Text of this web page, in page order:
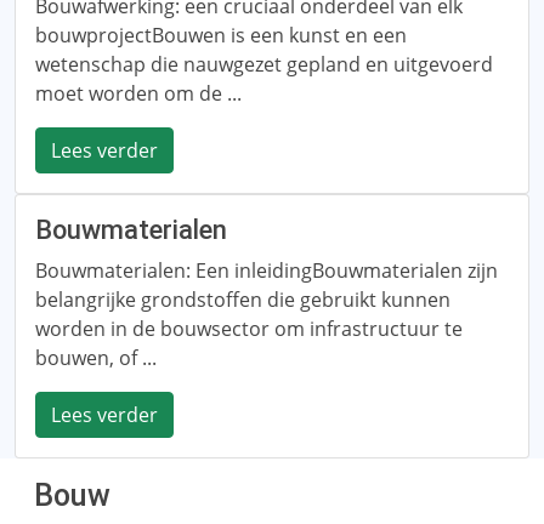
Bouwafwerking: een cruciaal onderdeel van elk
bouwprojectBouwen is een kunst en een
wetenschap die nauwgezet gepland en uitgevoerd
moet worden om de ...
Lees verder
Bouwmaterialen
Bouwmaterialen: Een inleidingBouwmaterialen zijn
belangrijke grondstoffen die gebruikt kunnen
worden in de bouwsector om infrastructuur te
bouwen, of ...
Lees verder
Bouw